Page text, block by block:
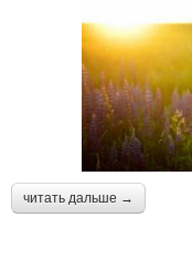
читать дальше →